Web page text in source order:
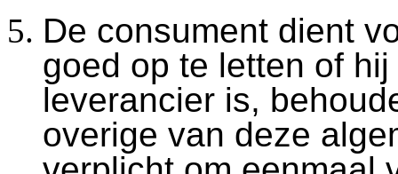
De consument dient
goed op te letten of
leverancier is,
overige van deze